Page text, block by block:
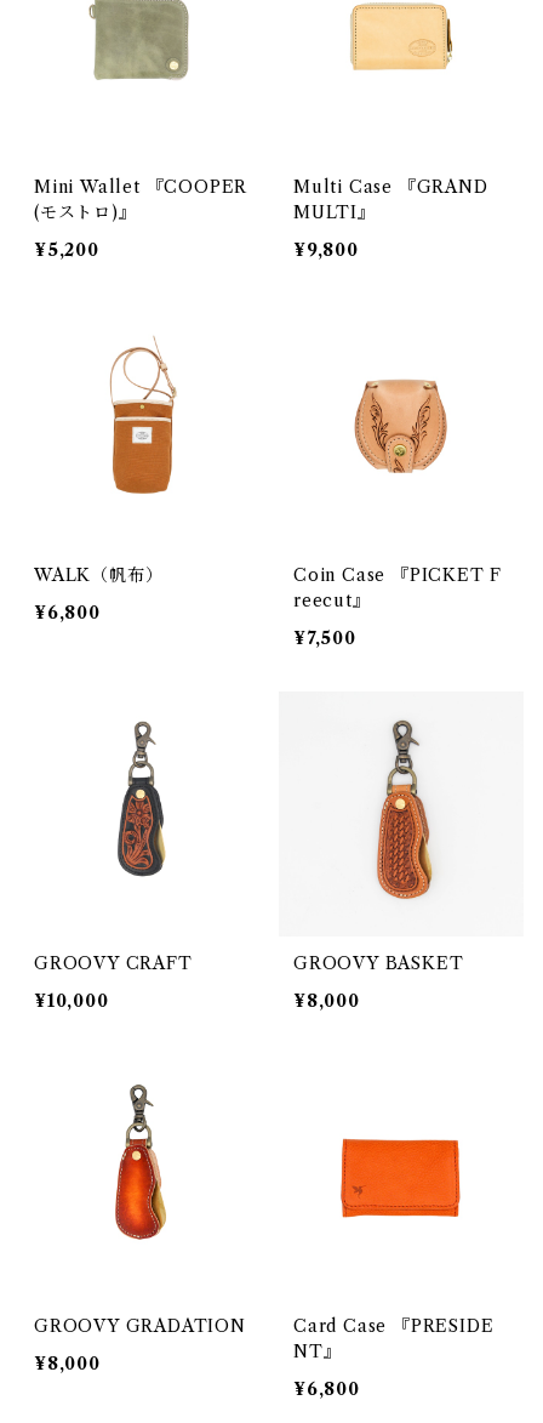
Mini Wallet 『COOPER
(モストロ)』
¥5,200
Multi Case 『GRAND
MULTI』
¥9,800
WALK（帆布）
¥6,800
Coin Case 『PICKET F
reecut』
¥7,500
GROOVY CRAFT
¥10,000
GROOVY BASKET
¥8,000
GROOVY GRADATION
¥8,000
Card Case 『PRESIDE
NT』
¥6,800